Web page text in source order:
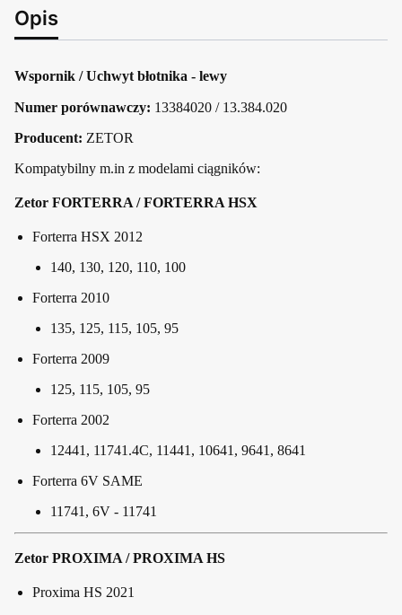
Opis
Wspornik / Uchwyt błotnika - lewy
Numer porównawczy: 13384020 / 13.384.020
Producent: ZETOR
Kompatybilny m.in z modelami ciągników:
Zetor FORTERRA / FORTERRA HSX
Forterra HSX 2012
140, 130, 120, 110, 100
Forterra 2010
135, 125, 115, 105, 95
Forterra 2009
125, 115, 105, 95
Forterra 2002
12441, 11741.4C, 11441, 10641, 9641, 8641
Forterra 6V SAME
11741, 6V - 11741
Zetor PROXIMA / PROXIMA HS
Proxima HS 2021